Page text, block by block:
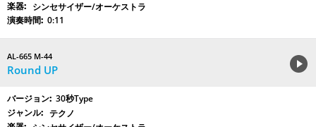
シンセサイザー/オーケストラ
0:11
AL-665 M-44
Round UP
30秒Type
テクノ